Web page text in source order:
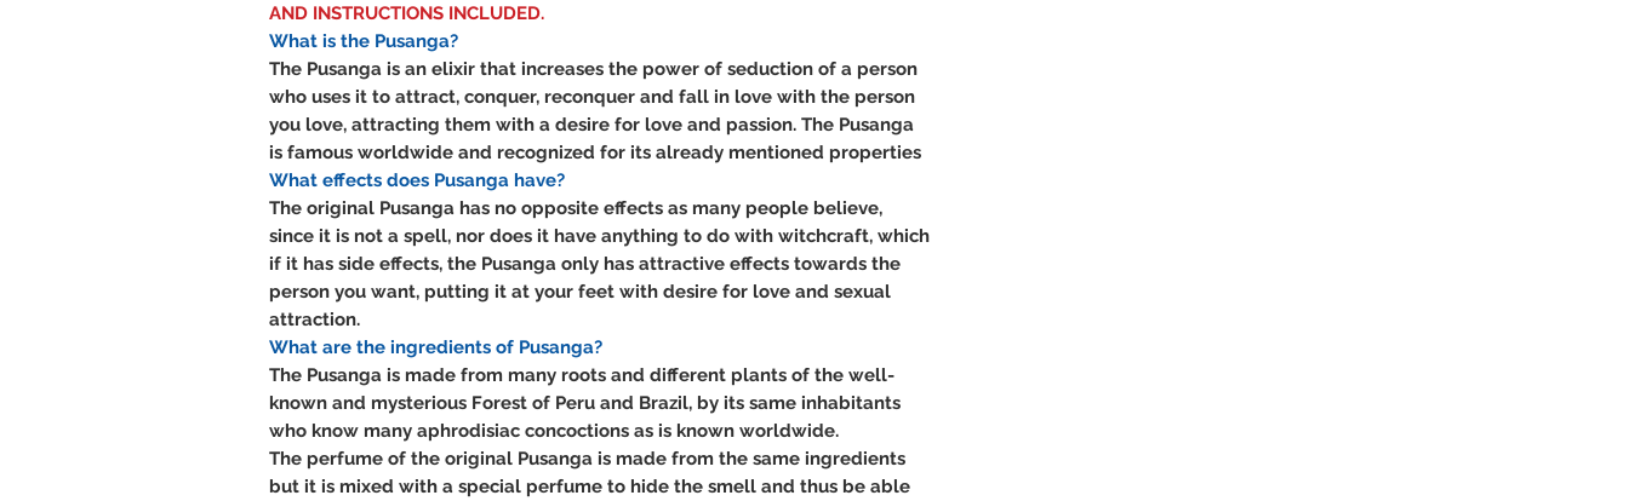
AND INSTRUCTIONS INCLUDED.
What is the Pusanga?
The Pusanga is an elixir that increases the power of seduction of a person
who uses it to attract, conquer, reconquer and fall in love with the person
you love, attracting them with a desire for love and passion. The Pusanga
is famous worldwide and recognized for its already mentioned properties
What effects does Pusanga have?
The original Pusanga has no opposite effects as many people believe,
since it is not a spell, nor does it have anything to do with witchcraft, which
if it has side effects, the Pusanga only has attractive effects towards the
person you want, putting it at your feet with desire for love and sexual
attraction.
What are the ingredients of Pusanga?
The Pusanga is made from many roots and different plants of the well-
known and mysterious Forest of Peru and Brazil, by its same inhabitants
who know many aphrodisiac concoctions as is known worldwide.
The perfume of the original Pusanga is made from the same ingredients
but it is mixed with a special perfume to hide the smell and thus be able